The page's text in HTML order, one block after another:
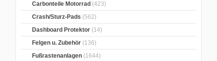
Carbonteile Motorrad (423)
Crash/Sturz-Pads (562)
Dashboard Protektor (14)
Felgen u. Zubehör (136)
Fußrastenanlagen (1644)